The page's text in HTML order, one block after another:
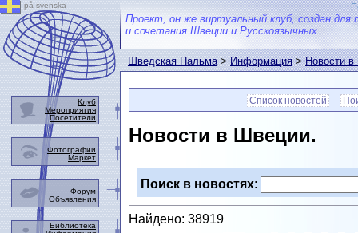
Проект, он же виртуальный клуб, создан для
и сочетания Швеции и Русскоязычных...
Шведская Пальма>Информация>Новости
Список новостей
Новости в Швеции.
Поиск в новостях:
Найдено: 38919
på svenska
Клуб
Мероприятия
Посетители
Фотографии
Маркет
Форум
Объявления
Библиотека